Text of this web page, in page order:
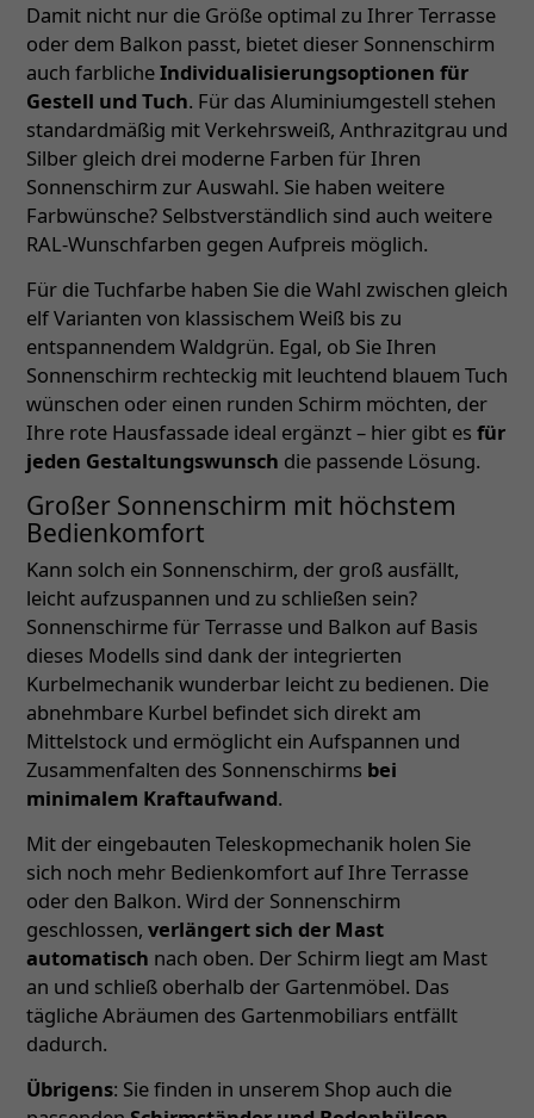
Damit nicht nur die Größe optimal zu Ihrer Terrasse
oder dem Balkon passt, bietet dieser Sonnenschirm
auch farblicheIndividualisierungsoptionen für
Gestell und Tuch. Für das Aluminiumgestell stehen
standardmäßig mit Verkehrsweiß, Anthrazitgrau und
Silber gleich drei moderne Farben für Ihren
Sonnenschirm zur Auswahl. Sie haben weitere
Farbwünsche? Selbstverständlich sind auch weitere
RAL-Wunschfarben gegen Aufpreis möglich.
Für die Tuchfarbe haben Sie die Wahl zwischen gleich
elf Varianten von klassischem Weiß bis zu
entspannendem Waldgrün. Egal, ob Sie Ihren
Sonnenschirm rechteckig mit leuchtend blauem Tuch
wünschen oder einen runden Schirm möchten, der
Ihre rote Hausfassade ideal ergänzt – hier gibt es für
jeden Gestaltungswunsch die passende Lösung.
Großer Sonnenschirm mit höchstem
Bedienkomfort
Kann solch ein Sonnenschirm, der groß ausfällt,
leicht aufzuspannen und zu schließen sein?
Sonnenschirme für Terrasse und Balkon auf Basis
dieses Modells sind dank der integrierten
Kurbelmechanik wunderbar leicht zu bedienen. Die
abnehmbare Kurbel befindet sich direkt am
Mittelstock und ermöglicht ein Aufspannen und
Zusammenfalten des Sonnenschirms bei
minimalem Kraftaufwand.
Mit der eingebauten Teleskopmechanik holen Sie
sich noch mehr Bedienkomfort auf Ihre Terrasse
oder den Balkon. Wird der Sonnenschirm
geschlossen, verlängert sich der Mast
automatisch nach oben. Der Schirm liegt am Mast
an und schließ oberhalb der Gartenmöbel. Das
tägliche Abräumen des Gartenmobiliars entfällt
dadurch.
Übrigens: Sie finden in unserem Shop auch die